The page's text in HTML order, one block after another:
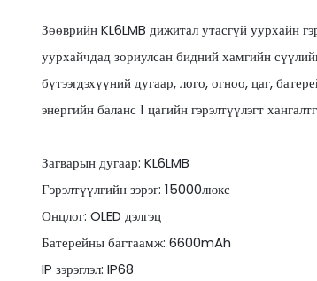
Зөөврийн KL6LMB дижитал утасгүй уурхайн
уурхайчдад зориулсан бидний хамгийн
бүтээгдэхүүний дугаар, лого, огноо, цаг,
энергийн баланс 1 цагийн гэрэлтүүлэгт
Загварын дугаар: KL6LMB
Гэрэлтүүлгийн зэрэг: 15000люкс
Онцлог: OLED дэлгэц
Батерейны багтаамж: 6600mAh
IP зэрэглэл: IP68